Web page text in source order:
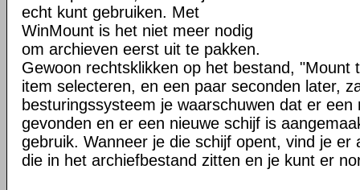
echt kunt gebruiken. Met
WinMount is het niet meer nodig
om archieven eerst uit te pakken.
Gewoon rechtsklikken op het bestand, "Mount
item selecteren, en een paar seconden later,
besturingssysteem je waarschuwen dat er een
gevonden en er een nieuwe schijf is
gebruik. Wanneer je die schijf opent, vind je er
die in het archiefbestand zitten en je kunt er